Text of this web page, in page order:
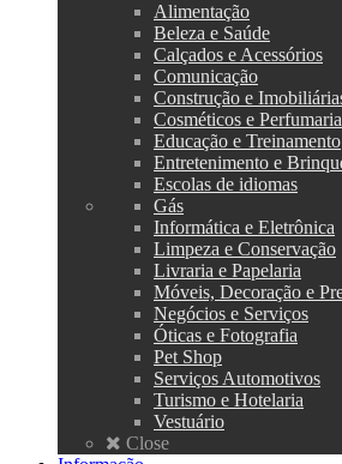
Alimentação
Beleza e Saúde
Calçados e Acessórios
Comunicação
Construção e
Cosméticos e Perfumaria
Educação e Treinamento
Entretenimento e
Escolas de idiomas
Gás
Informática e Eletrônica
Limpeza e Conservação
Livraria e Papelaria
Móveis, Decoração e
Negócios e Serviços
Óticas e Fotografia
Pet Shop
Serviços Automotivos
Turismo e Hotelaria
Vestuário
Close